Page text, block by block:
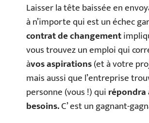
Laisser la tête baissée en
à n’importe qui est un échec
contrat de changement
vous trouvez un emploi qui
àvos aspirations(et à votre
mais aussi que l’entreprise
personne (vous !) quirépondra
besoins.C’ est un gagnant-